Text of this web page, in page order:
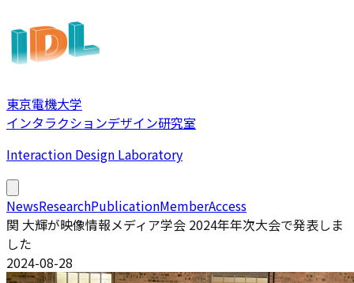
東京電機大学
インタラクションデザイン研究室
Interaction Design Laboratory
NewsResearchPublicationMemberAccess
関 大輝が映像情報メディア学会 2024年年次大会で発表しま
した
2024-08-28